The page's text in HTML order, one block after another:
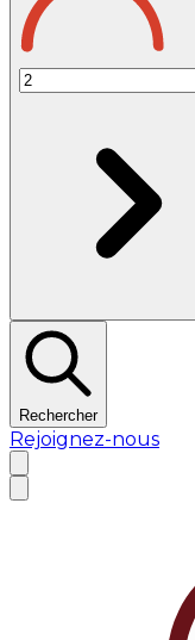
Rechercher
Rejoignez-nous